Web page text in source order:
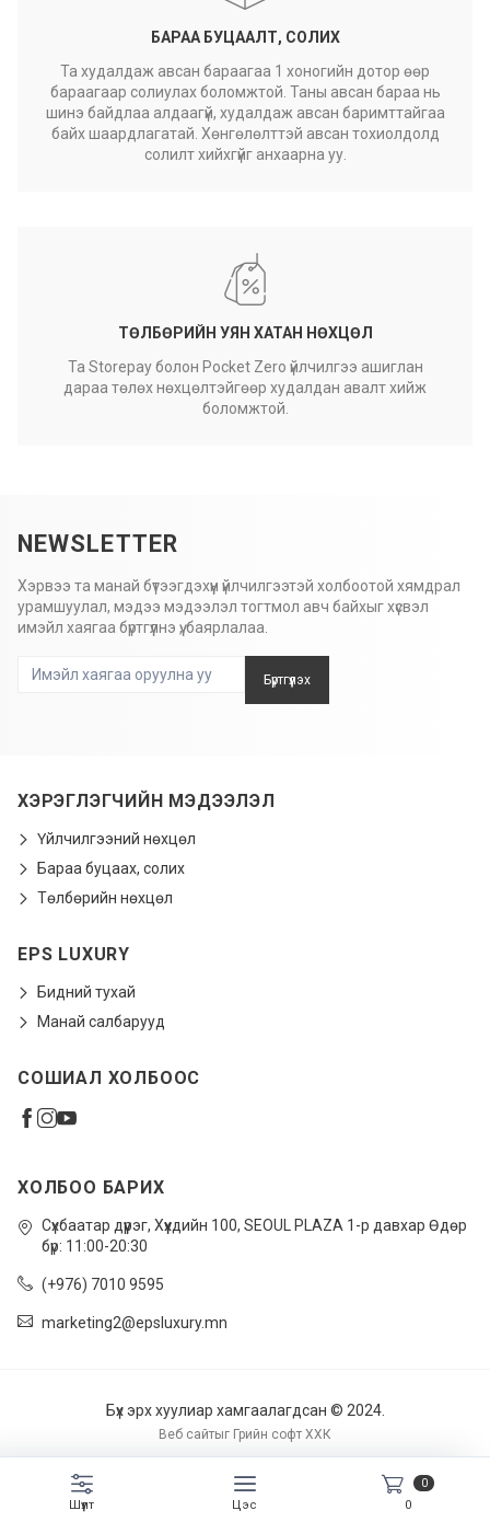
БАРАА БУЦААЛТ, СОЛИХ
Та худалдаж авсан бараагаа 1 хоногийн дотор өөр
бараагаар солиулах боломжтой. Таны авсан бараа нь
шинэ байдлаа алдаагүй, худалдаж авсан баримттайгаа
байх шаардлагатай. Хөнгөлөлттэй авсан тохиолдолд
солилт хийхгүйг анхаарна уу.
ТӨЛБӨРИЙН УЯН ХАТАН НӨХЦӨЛ
Та Storepay болон Pocket Zero үйлчилгээ ашиглан
дараа төлөх нөхцөлтэйгөөр худалдан авалт хийж
боломжтой.
NEWSLETTER
Хэрвээ та манай бүтээгдэхүүн үйлчилгээтэй холбоотой хямдрал
урамшуулал, мэдээ мэдээлэл тогтмол авч байхыг хүсвэл
имэйл хаягаа бүртгүүлнэ үү, баярлалаа.
Бүртгүүлэх
ХЭРЭГЛЭГЧИЙН МЭДЭЭЛЭЛ
Үйлчилгээний нөхцөл
Бараа буцаах, солих
Төлбөрийн нөхцөл
EPS LUXURY
Бидний тухай
Манай салбарууд
СОШИАЛ ХОЛБООС
ХОЛБОО БАРИХ
Сүхбаатар дүүрэг, Xүүхдийн 100, SEOUL PLAZA 1-р давхар Өдөр
бүр: 11:00-20:30
(+976) 7010 9595
marketing2@epsluxury.mn
Бүх эрх хуулиар хамгаалагдсан © 2024.
Веб сайтыг Грийн софт ХХК
Шүүлт Цэс
0
0